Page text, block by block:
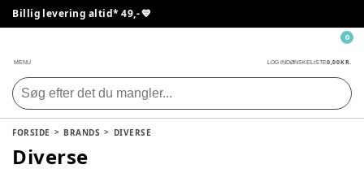
Billig levering altid* 49,- 💙
MENU LOG INDØNSKELISTE0,00 KR.
0
FORSIDE BRANDS DIVERSE
Diverse